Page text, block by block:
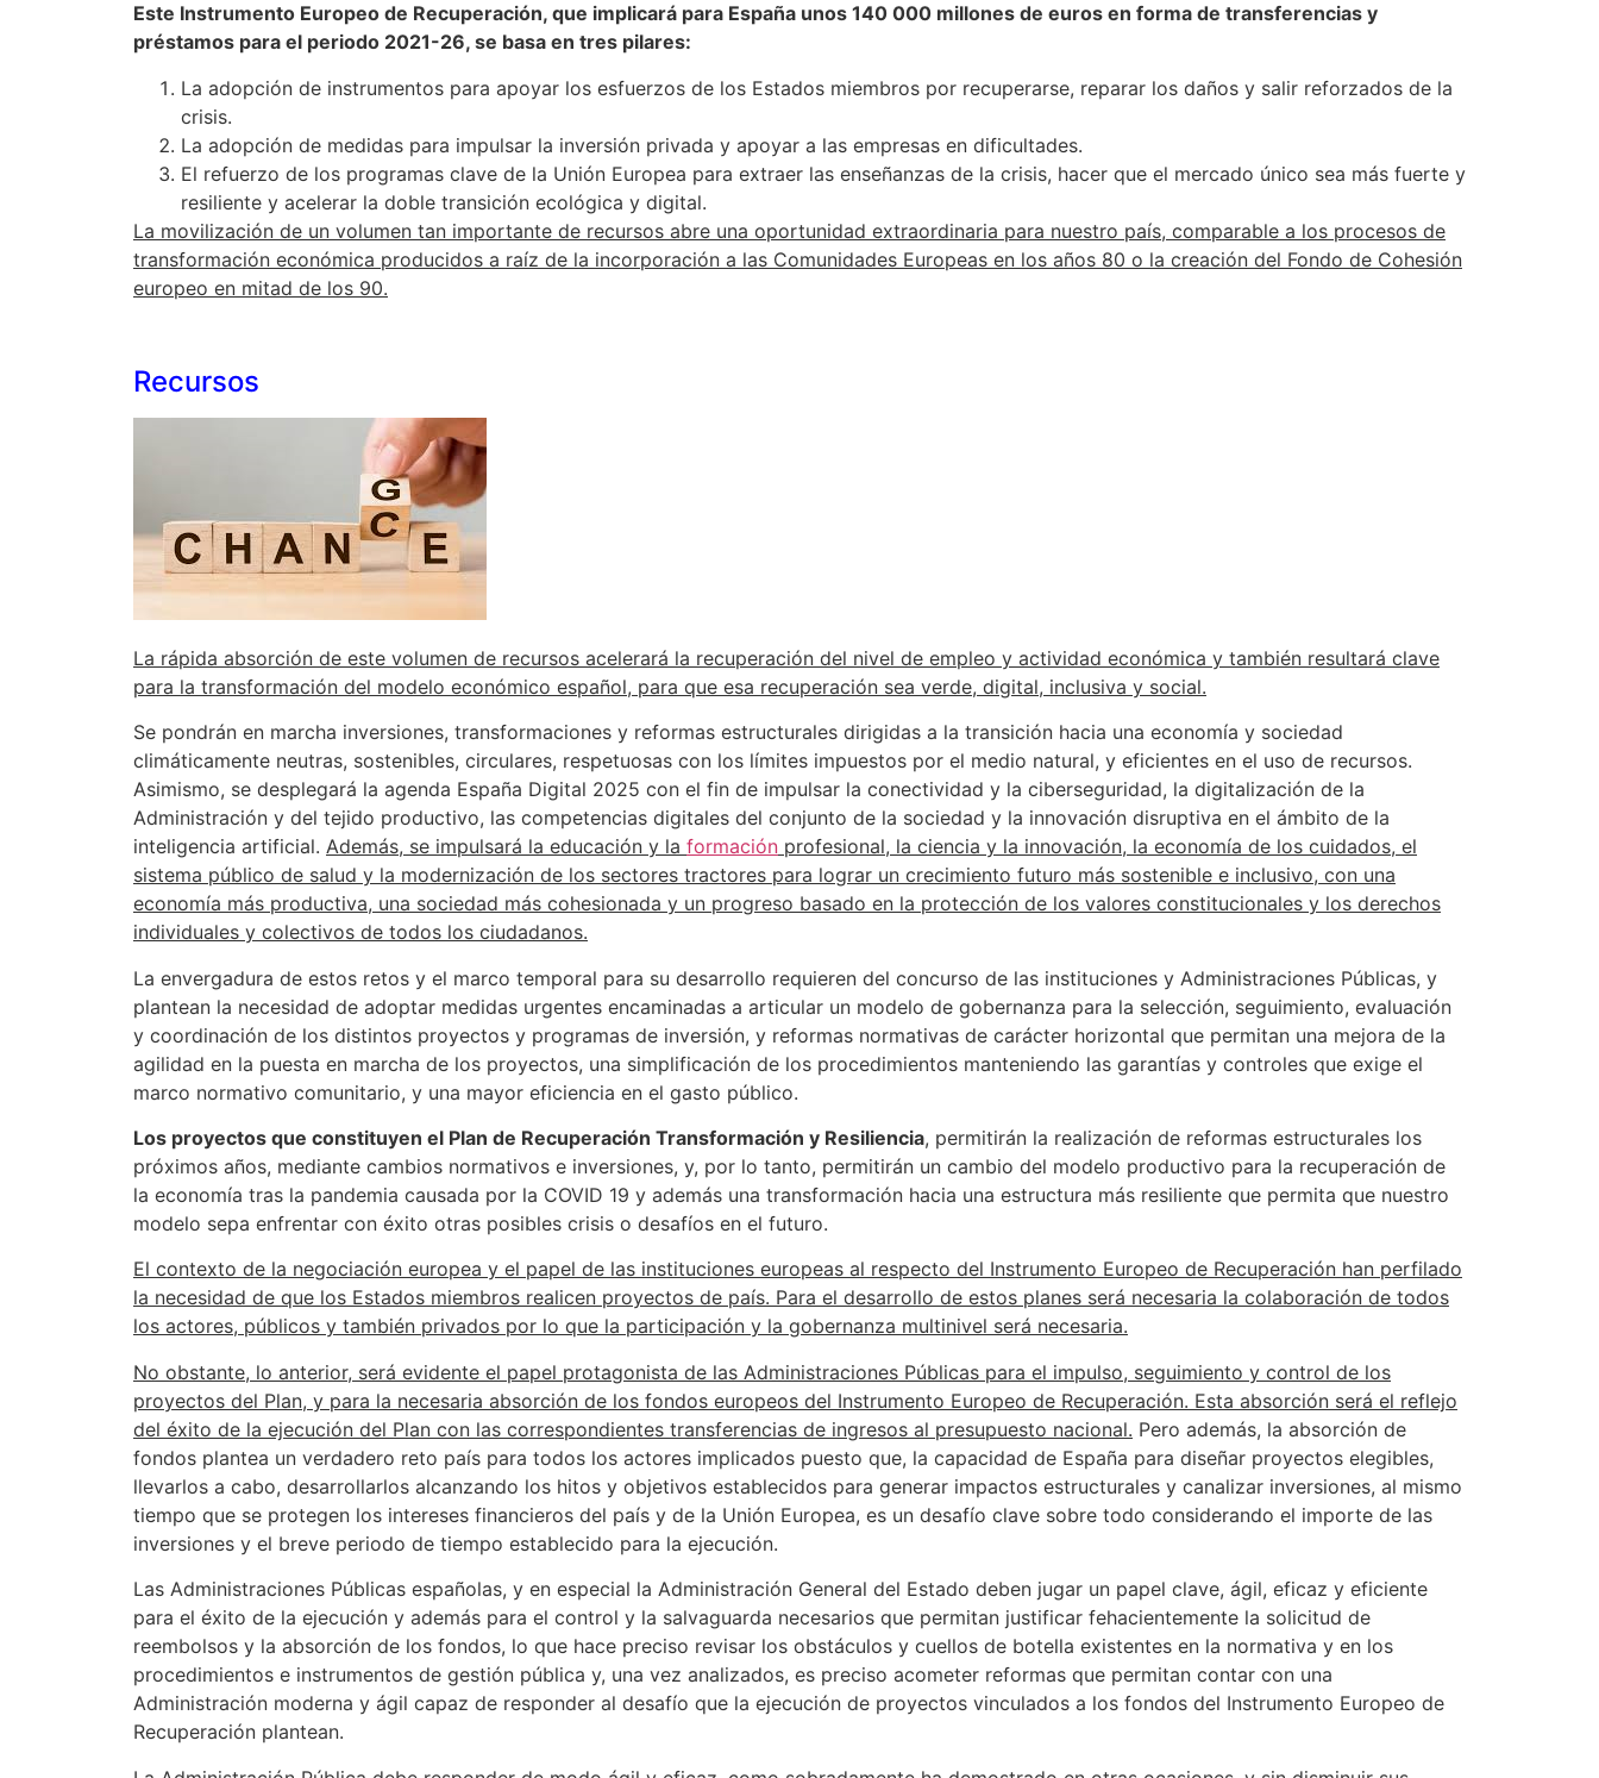
Este Instrumento Europeo de Recuperación, que implicará para España unos 140 000 millones de euros en forma de transferencias y
préstamos para el periodo 2021-26, se basa en tres pilares:
La adopción de instrumentos para apoyar los esfuerzos de los Estados miembros por recuperarse, reparar los daños y salir reforzados de la
crisis.
La adopción de medidas para impulsar la inversión privada y apoyar a las empresas en dificultades.
El refuerzo de los programas clave de la Unión Europea para extraer las enseñanzas de la crisis, hacer que el mercado único sea más fuerte y
resiliente y acelerar la doble transición ecológica y digital.
La movilización de un volumen tan importante de recursos abre una oportunidad extraordinaria para nuestro país, comparable a los procesos de
transformación económica producidos a raíz de la incorporación a las Comunidades Europeas en los años 80 o la creación del Fondo de Cohesión
europeo en mitad de los 90.
Recursos
La rápida absorción de este volumen de recursos acelerará la recuperación del nivel de empleo y actividad económica y también resultará clave
para la transformación del modelo económico español, para que esa recuperación sea verde, digital, inclusiva y social.
Se pondrán en marcha inversiones, transformaciones y reformas estructurales dirigidas a la transición hacia una economía y sociedad
climáticamente neutras, sostenibles, circulares, respetuosas con los límites impuestos por el medio natural, y eficientes en el uso de recursos.
Asimismo, se desplegará la agenda España Digital 2025 con el fin de impulsar la conectividad y la ciberseguridad, la digitalización de la
Administración y del tejido productivo, las competencias digitales del conjunto de la sociedad y la innovación disruptiva en el ámbito de la
inteligencia artificial. Además, se impulsará la educación y la formación profesional, la ciencia y la innovación, la economía de los cuidados, el
sistema público de salud y la modernización de los sectores tractores para lograr un crecimiento futuro más sostenible e inclusivo, con una
economía más productiva, una sociedad más cohesionada y un progreso basado en la protección de los valores constitucionales y los derechos
individuales y colectivos de todos los ciudadanos.
La envergadura de estos retos y el marco temporal para su desarrollo requieren del concurso de las instituciones y Administraciones Públicas, y
plantean la necesidad de adoptar medidas urgentes encaminadas a articular un modelo de gobernanza para la selección, seguimiento, evaluación
y coordinación de los distintos proyectos y programas de inversión, y reformas normativas de carácter horizontal que permitan una mejora de la
agilidad en la puesta en marcha de los proyectos, una simplificación de los procedimientos manteniendo las garantías y controles que exige el
marco normativo comunitario, y una mayor eficiencia en el gasto público.
Los proyectos que constituyen el Plan de Recuperación Transformación y Resiliencia, permitirán la realización de reformas estructurales los
próximos años, mediante cambios normativos e inversiones, y, por lo tanto, permitirán un cambio del modelo productivo para la recuperación de
la economía tras la pandemia causada por la COVID 19 y además una transformación hacia una estructura más resiliente que permita que nuestro
modelo sepa enfrentar con éxito otras posibles crisis o desafíos en el futuro.
El contexto de la negociación europea y el papel de las instituciones europeas al respecto del Instrumento Europeo de Recuperación han perfilado
la necesidad de que los Estados miembros realicen proyectos de país. Para el desarrollo de estos planes será necesaria la colaboración de todos
los actores, públicos y también privados por lo que la participación y la gobernanza multinivel será necesaria.
No obstante, lo anterior, será evidente el papel protagonista de las Administraciones Públicas para el impulso, seguimiento y control de los
proyectos del Plan, y para la necesaria absorción de los fondos europeos del Instrumento Europeo de Recuperación. Esta absorción será el reflejo
del éxito de la ejecución del Plan con las correspondientes transferencias de ingresos al presupuesto nacional. Pero además, la absorción de
fondos plantea un verdadero reto país para todos los actores implicados puesto que, la capacidad de España para diseñar proyectos elegibles,
llevarlos a cabo, desarrollarlos alcanzando los hitos y objetivos establecidos para generar impactos estructurales y canalizar inversiones, al mismo
tiempo que se protegen los intereses financieros del país y de la Unión Europea, es un desafío clave sobre todo considerando el importe de las
inversiones y el breve periodo de tiempo establecido para la ejecución.
Las Administraciones Públicas españolas, y en especial la Administración General del Estado deben jugar un papel clave, ágil, eficaz y eficiente
para el éxito de la ejecución y además para el control y la salvaguarda necesarios que permitan justificar fehacientemente la solicitud de
reembolsos y la absorción de los fondos, lo que hace preciso revisar los obstáculos y cuellos de botella existentes en la normativa y en los
procedimientos e instrumentos de gestión pública y, una vez analizados, es preciso acometer reformas que permitan contar con una
Administración moderna y ágil capaz de responder al desafío que la ejecución de proyectos vinculados a los fondos del Instrumento Europeo de
Recuperación plantean.